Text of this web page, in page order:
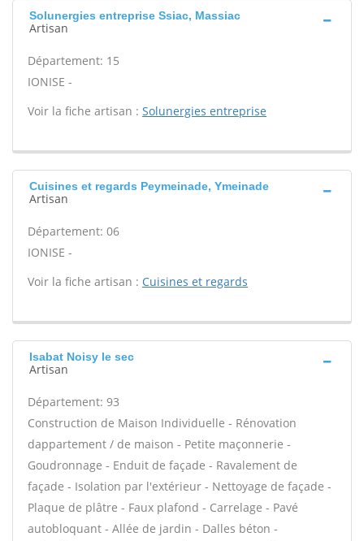
Solunergies entreprise Ssiac, Massiac
Artisan
Département: 15
IONISE -
Voir la fiche artisan : Solunergies entreprise
Cuisines et regards Peymeinade, Ymeinade
Artisan
Département: 06
IONISE -
Voir la fiche artisan : Cuisines et regards
Isabat Noisy le sec
Artisan
Département: 93
Construction de Maison Individuelle - Rénovation
dappartement / de maison - Petite maçonnerie -
Goudronnage - Enduit de façade - Ravalement de
façade - Isolation par l'extérieur - Nettoyage de façade -
Plaque de plâtre - Faux plafond - Carrelage - Pavé
autobloquant - Allée de jardin - Dalles béton -